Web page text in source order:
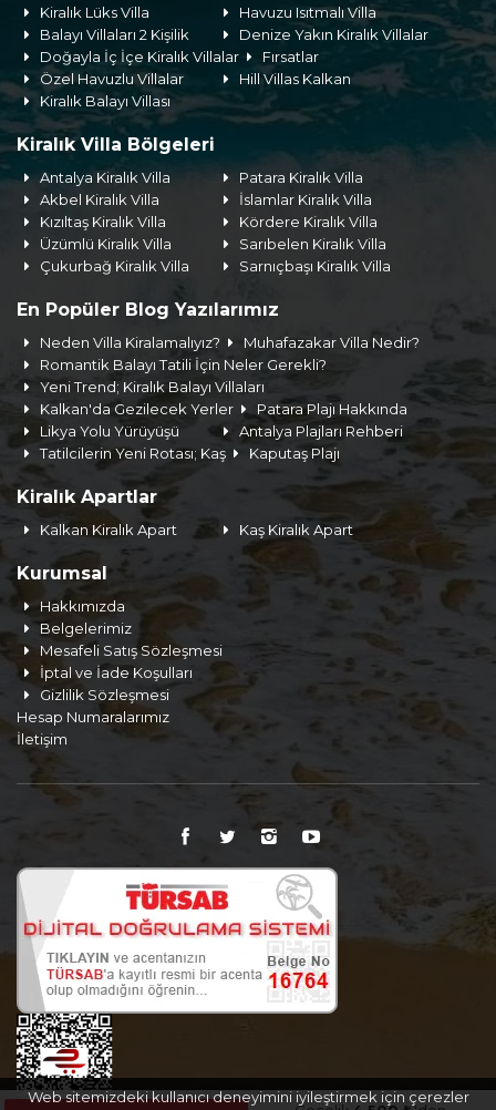
Kiralık Lüks Villa
Havuzu Isıtmalı Villa
Balayı Villaları 2 Kişilik
Denize Yakın Kiralık Villalar
Doğayla İç İçe Kiralık Villalar
Fırsatlar
Özel Havuzlu Villalar
Hill Villas Kalkan
Kiralık Balayı Villası
Kiralık Villa Bölgeleri
Antalya Kiralık Villa
Patara Kiralık Villa
Akbel Kiralık Villa
İslamlar Kiralık Villa
Kızıltaş Kiralık Villa
Kördere Kiralık Villa
Üzümlü Kiralık Villa
Sarıbelen Kiralık Villa
Çukurbağ Kiralık Villa
Sarnıçbaşı Kiralık Villa
En Popüler Blog Yazılarımız
Neden Villa Kiralamalıyız?
Muhafazakar Villa Nedir?
Romantik Balayı Tatili İçin Neler Gerekli?
Yeni Trend; Kiralık Balayı Villaları
Kalkan'da Gezilecek Yerler
Patara Plajı Hakkında
Likya Yolu Yürüyüşü
Antalya Plajları Rehberi
Tatilcilerin Yeni Rotası; Kaş
Kaputaş Plajı
Kiralık Apartlar
Kalkan Kiralık Apart Kaş Kiralık Apart
Kurumsal
Hakkımızda
Belgelerimiz
Mesafeli Satış Sözleşmesi
İptal ve İade Koşulları
Gizlilik Sözleşmesi
Hesap Numaralarımız
İletişim
Web sitemizdeki kullanıcı deneyimini iyileştirmek için çerezler